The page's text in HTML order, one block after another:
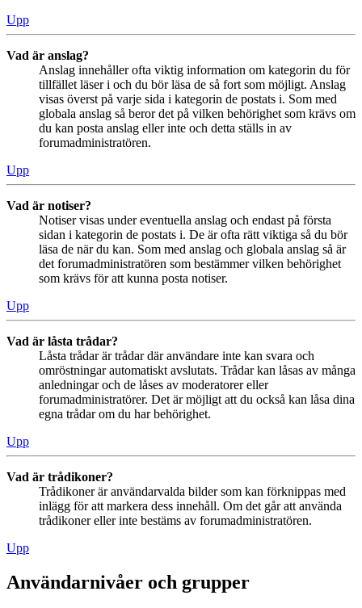
Upp
Vad är anslag?
Anslag innehåller ofta viktig information om kategorin du för
tillfället läser i och du bör läsa de så fort som möjligt. Anslag
visas överst på varje sida i kategorin de postats i. Som med
globala anslag så beror det på vilken behörighet som krävs om
du kan posta anslag eller inte och detta ställs in av
forumadministratören.
Upp
Vad är notiser?
Notiser visas under eventuella anslag och endast på första
sidan i kategorin de postats i. De är ofta rätt viktiga så du bör
läsa de när du kan. Som med anslag och globala anslag så är
det forumadministratören som bestämmer vilken behörighet
som krävs för att kunna posta notiser.
Upp
Vad är låsta trådar?
Låsta trådar är trådar där användare inte kan svara och
omröstningar automatiskt avslutats. Trådar kan låsas av många
anledningar och de låses av moderatorer eller
forumadministratörer. Det är möjligt att du också kan låsa dina
egna trådar om du har behörighet.
Upp
Vad är trådikoner?
Trådikoner är användarvalda bilder som kan förknippas med
inlägg för att markera dess innehåll. Om det går att använda
trådikoner eller inte bestäms av forumadministratören.
Upp
Användarnivåer och grupper